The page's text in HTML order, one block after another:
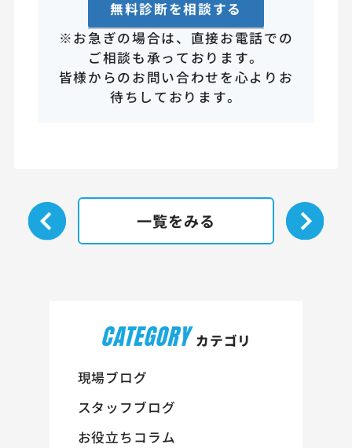
無料診断を相談する
※お急ぎの場合は、直接お電話での
ご相談も承っております。
皆様からのお問い合わせを心よりお
待ちしております。
一覧をみる
CATEGORY カテゴリ
現場ブログ
スタッフブログ
お役立ちコラム